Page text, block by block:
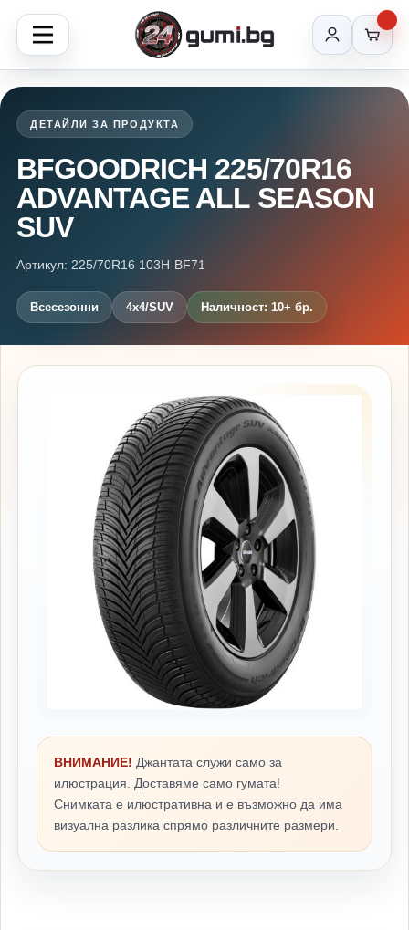
ДЕТАЙЛИ ЗА ПРОДУКТА
BFGOODRICH 225/70R16
ADVANTAGE ALL SEASON
SUV
Артикул: 225/70R16 103H-BF71
Всесезонни 4x4/SUV Наличност: 10+ бр.
ВНИМАНИЕ! Джантата служи само за
илюстрация. Доставяме само гумата!
Снимката е илюстративна и е възможно да има
визуална разлика спрямо различните размери.